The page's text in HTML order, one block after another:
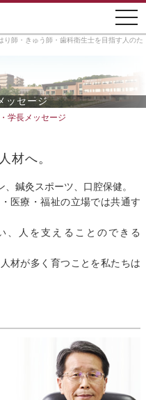
師・きゅう師・歯科衛生士を目指す人のた
ッセージ
学長メッセージ
材へ。
鍼灸スポーツ、口腔保健。
医療・福祉の立場では共通す
、人を支えることのできる
材が多く育つことを私たちは